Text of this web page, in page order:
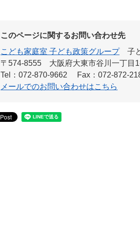
このページに関するお問い合わせ先
こども家庭室 子ども政策グループ
子
〒574-8555
大阪府大東市谷川一丁目
Tel：072-870-9662
Fax：072-872-
メールでのお問い合わせはこちら